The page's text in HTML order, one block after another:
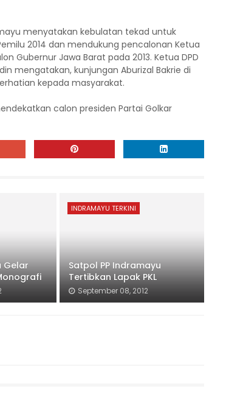
menyatakan kebulatan tekad untuk
2014 dan mendukung pencalonan Ketua
Gubernur Jawa Barat pada 2013. Ketua DPD
mengatakan, kunjungan Aburizal Bakrie di
kepada masyarakat.
calon presiden Partai Golkar
Gelar
INDRAMAYU TERKINI
Satpol PP Indramayu
Tertibkan Lapak PKL
September 08, 2012